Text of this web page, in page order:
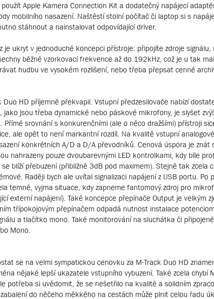
Apple Kamera Connection Kit a dodatečný napájecí
mobilního nasazení. Naštěstí stolní počítač či laptop si s
stáhnout a nainstalovat odpovídající driver.
je ukryt v jednoduché koncepci přístroje: připojíte zdroje
běžné vzorkovací frekvence až do 192kHz, což je u tak
hudbu ve vysokém rozlišení, nebo třeba přepsat cenné
Duo HD příjemně překvapil. Vstupní předzesilovače nabízí
jako jsou třeba dynamické nebo páskové mikrofony, je slyšet
Přímé srovnání s konkurenčními (ale o něco dražšími) přístroji
ale opět to není markantní rozdíl. Na kvalitě vstupní
konkrétních A/D a D/A převodníků. Cenová úspora je znát
nahrazeny pouze dvoubarevnými LED kontrolkami, kdy bíle
blíží přebuzení (přibližně 3dB pod maximem). Stejně tak zcela
Raději bych ale uvítal signalizaci napájení z USB portu. Po
temné, vyjma situace, kdy zapneme fantomový zdroj pro
externí napájení). Také koncepce přepínače Output je velkým
třípokojovým přepínačem odpadá nutnost instalace
a tlačítko mono. Také monitorování na sluchátka či
Mono.
se na velmi sympatickou cenovku za M-Track Duo HD
nějaké lepší ukazatele vstupního vybuzení. Také zcela chybí
potřeba si uvědomit, že se nešetřilo na kvalitě a solidním
do něčeho měkkého na cestách může plnit celou řadu